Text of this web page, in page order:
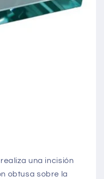
una incisión
obtusa sobre la